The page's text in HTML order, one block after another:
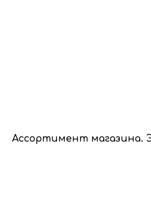
Ассортимент магазина.